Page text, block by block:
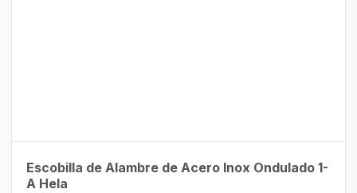
Escobilla de Alambre de Acero Inox Ondulado 1-
A Hela